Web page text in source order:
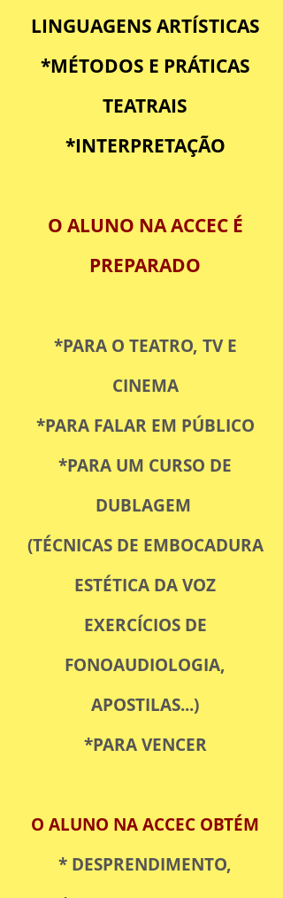
LINGUAGENS ARTÍSTICAS
*MÉTODOS E PRÁTICAS
TEATRAIS
*INTERPRETAÇÃO
O ALUNO NAACCEC É
PREPARADO
*PARA O TEATRO, TV E
CINEMA
*PARA FALAR EM PÚBLICO
*PARA UM CURSO DE
DUBLAGEM
(TÉCNICAS DE EMBOCADURA
ESTÉTICA DA VOZ
EXERCÍCIOS DE
FONOAUDIOLOGIA,
APOSTILAS...)
*PARA VENCER
O ALUNO NA ACCEC OBTÉM
* DESPRENDIMENTO,